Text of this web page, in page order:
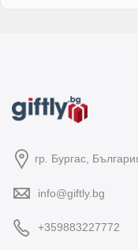
гр. Бургас,
info@giftly.bg
+359883227772